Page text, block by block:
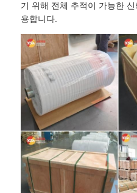
기 위해 전체 추적이 가능한
용합니다.